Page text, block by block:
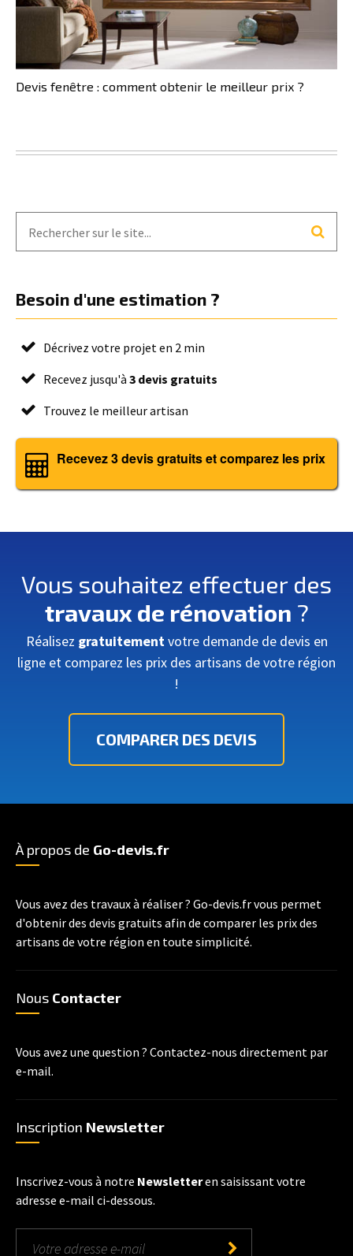
Devis fenêtre : comment obtenir le meilleur prix ?
Besoin d'une estimation ?
Décrivez votre projet en 2 min
Recevez jusqu'à 3 devis gratuits
Trouvez le meilleur artisan
Recevez 3 devis gratuits et comparez les prix
Vous souhaitez effectuer des
travaux de rénovation ?
Réalisez gratuitementvotre demande de devis en
ligne et comparez les prix des artisans de votre région
!
COMPARER DES DEVIS
À propos de Go-devis.fr
Vous avez des travaux à réaliser ? Go-devis.fr vous permet
d'obtenir des devis gratuits afin de comparer les prix des
artisans de votre région en toute simplicité.
Nous Contacter
Vous avez une question ? Contactez-nous directement par
e-mail.
Inscription Newsletter
Inscrivez-vous à notre Newsletteren saisissant votre
adresse e-mail ci-dessous.